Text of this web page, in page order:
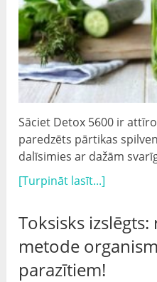
Sāciet Detox 5600 ir
paredzēts pārtikas
dalīsimies ar dažām
[Turpināt lasīt...]
Toksisks
metode
parazītiem!